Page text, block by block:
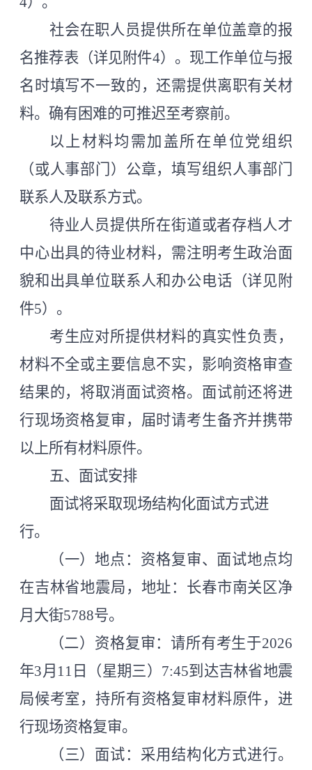
社会在职人员提供所在单位盖章的报
名推荐表（详见附件4）。现工作单位与报
名时填写不一致的，还需提供离职有关材
料。确有困难的可推迟至考察前。
以上材料均需加盖所在单位党组织
（或人事部门）公章，填写组织人事部门
联系人及联系方式。
待业人员提供所在街道或者存档人才
中心出具的待业材料，需注明考生政治面
貌和出具单位联系人和办公电话（详见附
件5）。
考生应对所提供材料的真实性负责，
材料不全或主要信息不实，影响资格审查
结果的，将取消面试资格。 面试前还将进
行现场资格复审，届时请考生备齐并携带
以上所有材料原件。
五、面试安排
面试将采取现场结构化面试方式进
行。
（一）地点：资格复审、面试地点均
在吉林省地震局，地址：长春市南关区净
月大街5788号。
（二）资格复审：请所有考生于2026
年3月11日（星期三）7:45到达吉林省地震
局候考室，持所有资格复审材料原件，进
行现场资格复审。
（三）面试：采用结构化方式进行。